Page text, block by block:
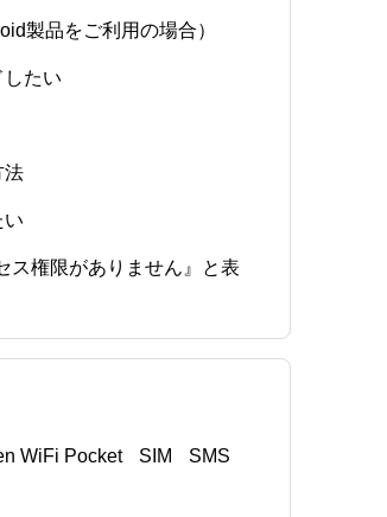
製品をご利用の場合）
したい
法
い
ス権限がありません』と表
WiFi Pocket SIM SMS